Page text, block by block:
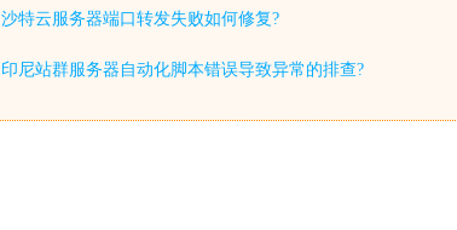
沙特云服务器端口转发失败如何修复?
印尼站群服务器自动化脚本错误导致异常的排查?